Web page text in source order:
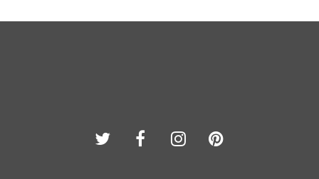
TwitterFacebook
Instagram
Pinterest